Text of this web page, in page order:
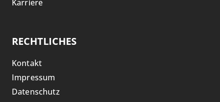
Karriere
RECHTLICHES
Kontakt
Impressum
Datenschutz